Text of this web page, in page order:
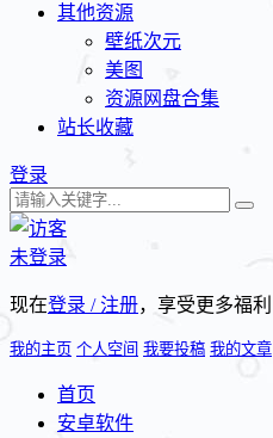
其他资源
壁纸次元
美图
资源网盘合集
站长收藏
登录
未登录
现在登录 / 注册，享受更多福利
我的主页 个人空间 我要投稿 我的文章
首页
安卓软件